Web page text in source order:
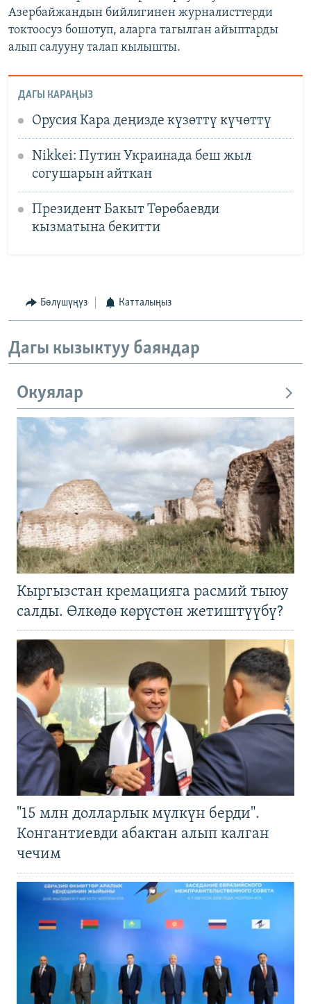
Азербайжандын бийлигинен журналисттерди
токтоосуз бошотуп, аларга тагылган айыптарды
алып салууну талап кылышты.
ДАГЫ КАРАҢЫЗ
Орусия Кара деңизде күзөттү күчөттү
Nikkei: Путин Украинада беш жыл
согушарын айткан
Президент Бакыт Төрөбаевди
кызматына бекитти
Бөлүшүңүз Катталыңыз
Дагы кызыктуу баяндар
Окуялар
Кыргызстан кремацияга расмий тыюу
салды. Өлкөдө көрүстөн жетиштүүбү?
"15 млн долларлык мүлкүн берди".
Конгантиевди абактан алып калган
чечим